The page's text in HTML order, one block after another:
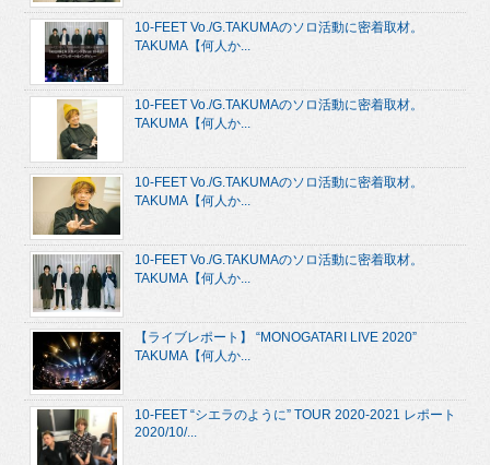
10-FEET Vo./G.TAKUMAのソロ活動に密着取材。
TAKUMA【何人か...
10-FEET Vo./G.TAKUMAのソロ活動に密着取材。
TAKUMA【何人か...
10-FEET Vo./G.TAKUMAのソロ活動に密着取材。
TAKUMA【何人か...
10-FEET Vo./G.TAKUMAのソロ活動に密着取材。
TAKUMA【何人か...
【ライブレポート】 “MONOGATARI LIVE 2020”
TAKUMA【何人か...
10-FEET “シエラのように” TOUR 2020-2021 レポート
2020/10/...